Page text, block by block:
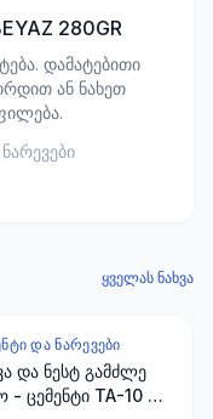
280GR
დამატებითი
ან ნახეთ
ყველას ნახვა
ᲓᲐ ᲜᲐᲠᲔᲕᲔᲑᲘ
და ნესტ გამძლე
- ცემენტი TA-10 25